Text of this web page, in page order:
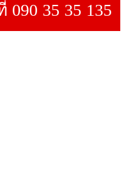
35 35 135